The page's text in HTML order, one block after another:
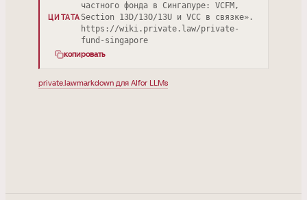
ЦИТАТА
частного фонда в Сингапуре: VCFM,
Section 13D/13O/13U и VCC в связке».
https://wiki.private.law/private-
fund-singapore
копировать
private.lawmarkdown для AIfor LLMs